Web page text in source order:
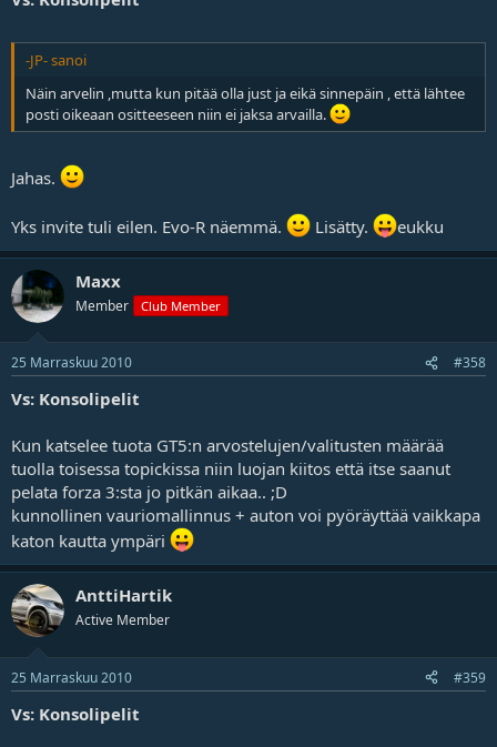
-JP- sanoi
Näin arvelin ,mutta kun pitää olla just ja eikä sinnepäin , että lähtee
posti oikeaan ositteeseen niin ei jaksa arvailla.
Jahas.
Yks invite tuli eilen. Evo-R näemmä. Lisätty. eukku
Maxx
Member Club Member
25 Marraskuu 2010 #358
Vs: Konsolipelit
Kun katselee tuota GT5:n arvostelujen/valitusten määrää
tuolla toisessa topickissa niin luojan kiitos että itse saanut
pelata forza 3:sta jo pitkän aikaa.. ;D
kunnollinen vauriomallinnus + auton voi pyöräyttää vaikkapa
katon kautta ympäri
AnttiHartik
Active Member
25 Marraskuu 2010 #359
Vs: Konsolipelit